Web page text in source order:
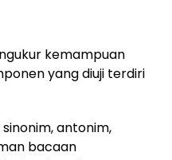
kemampuan
yang diuji terdiri
sinonim, antonim,
bacaan